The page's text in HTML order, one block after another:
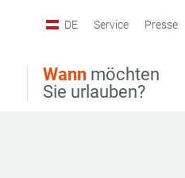
Wann möchten
Sie urlauben?
DE Service Presse